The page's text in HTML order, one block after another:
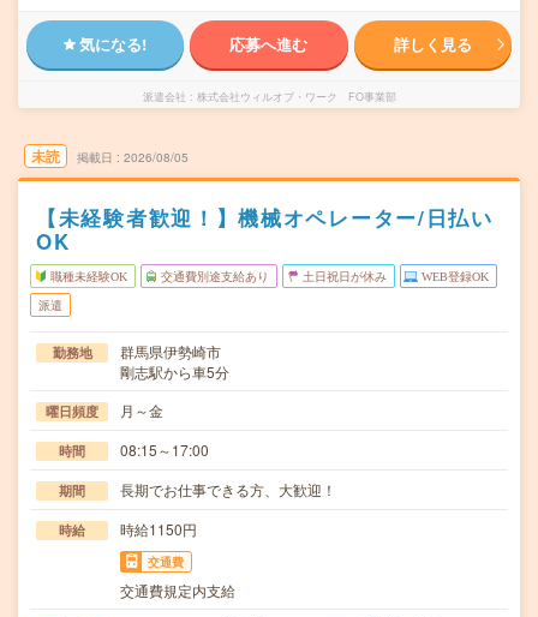
気になる! 応募へ進む 詳しく見る
派遣会社 株式会社ウィルオブ・ワーク FO事業部
未読 掲載日 2026/08/05
【未経験者歓迎！】機械オペレーター/日払い
OK
職種未経験OK 交通費別途支給あり 土日祝日が休み WEB登録OK
派遣
勤務地
群馬県伊勢崎市
剛志駅から車5分
曜日頻度 月～金
時間 08:15～17:00
期間 長期でお仕事できる方、大歓迎！
時給 時給1150円
交通費
交通費規定内支給